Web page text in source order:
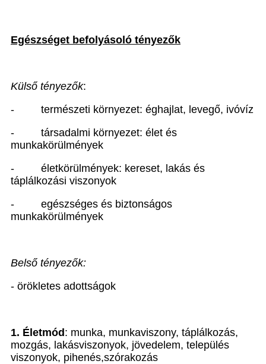
Egészséget befolyásoló tényezők
Külső tényezők:
-
természeti környezet: éghajlat, levegő, ivóvíz
-
társadalmi környezet: élet és
munkakörülmények
-
életkörülmények: kereset, lakás és
táplálkozási viszonyok
-
egészséges és biztonságos
munkakörülmények
Belső tényezők:
- örökletes adottságok
1. Életmód : munka, munkaviszony, táplálkozás,
mozgás, lakásviszonyok, jövedelem, település
viszonyok, pihenés,szórakozás